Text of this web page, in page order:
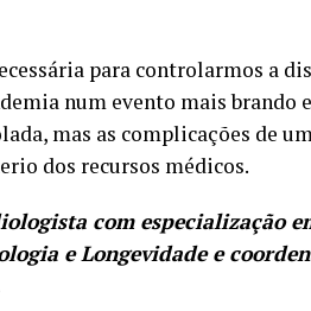
para controlarmos a
num evento mais brando
mas as complicações de
dos recursos médicos.
com especialização
e Longevidade e